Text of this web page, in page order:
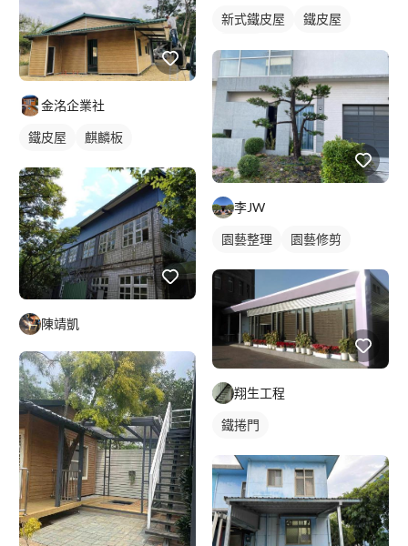
金洺企業社
鐵皮屋 麒麟板
陳靖凱
新式鐵皮屋
鐵皮屋
李JW
園藝整理 園藝修剪
翔生工程
鐵捲門